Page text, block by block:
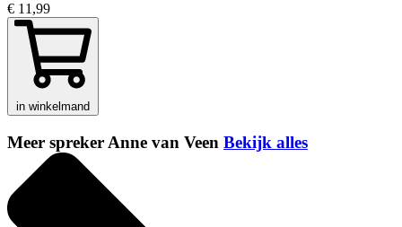
€ 11,99
in winkelmand
Meer spreker Anne van Veen Bekijk alles